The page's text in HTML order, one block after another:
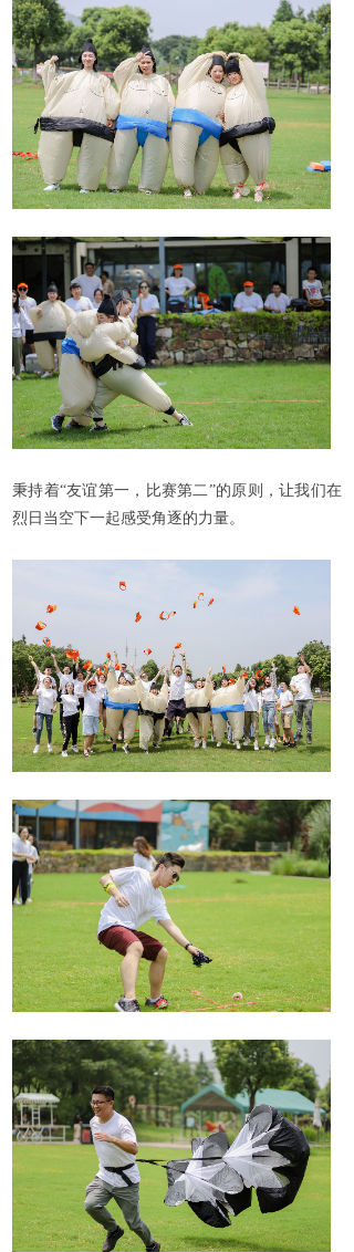
秉持着“友谊第一，比赛第二”的原则，让我们在
烈日当空下一起感受角逐的力量。